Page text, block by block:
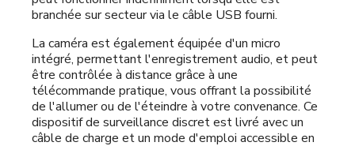
branchée sur secteur via le câble USB fourni.
La caméra est également équipée d'un micro
intégré, permettant l'enregistrement audio, et peut
être contrôlée à distance grâce à une
télécommande pratique, vous offrant la possibilité
de l'allumer ou de l'éteindre à votre convenance. Ce
dispositif de surveillance discret est livré avec un
câble de charge et un mode d'emploi accessible en